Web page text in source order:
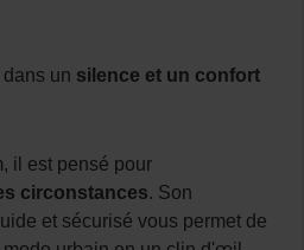
un silence et un confort
il est pensé pour
circonstances. Son
et sécurisé vous permet de